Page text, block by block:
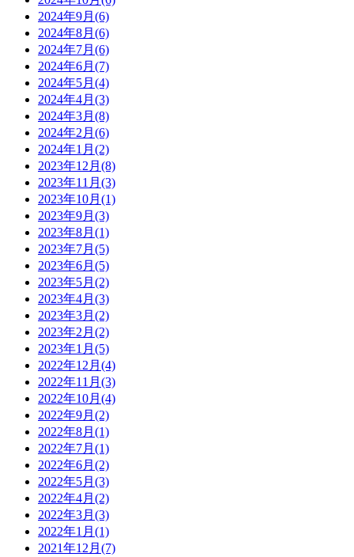
2024年9月(6)
2024年8月(6)
2024年7月(6)
2024年6月(7)
2024年5月(4)
2024年4月(3)
2024年3月(8)
2024年2月(6)
2024年1月(2)
2023年12月(8)
2023年11月(3)
2023年10月(1)
2023年9月(3)
2023年8月(1)
2023年7月(5)
2023年6月(5)
2023年5月(2)
2023年4月(3)
2023年3月(2)
2023年2月(2)
2023年1月(5)
2022年12月(4)
2022年11月(3)
2022年10月(4)
2022年9月(2)
2022年8月(1)
2022年7月(1)
2022年6月(2)
2022年5月(3)
2022年4月(2)
2022年3月(3)
2022年1月(1)
2021年12月(7)